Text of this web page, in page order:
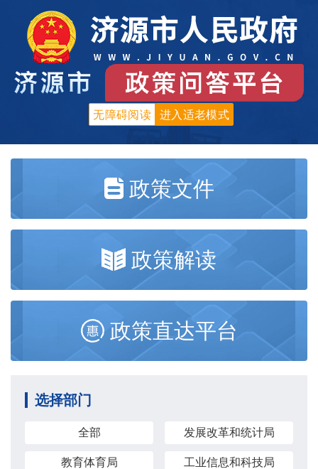
进入适老模式
无障碍阅读
政策文件
政策解读
政策直达平台
选择部门
全部 发展改革和统计局
教育体育局 工业信息和科技局